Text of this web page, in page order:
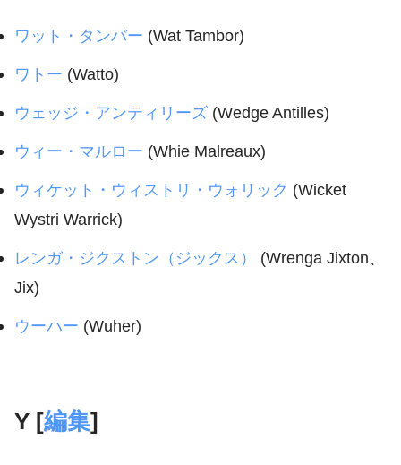
ワット・タンバー (Wat Tambor)
ワトー (Watto)
ウェッジ・アンティリーズ (Wedge Antilles)
ウィー・マルロー (Whie Malreaux)
ウィケット・ウィストリ・ウォリック (Wicket
Wystri Warrick)
レンガ・ジクストン（ジックス）
(Wrenga Jixton、
Jix)
ウーハー (Wuher)
Y [編集]